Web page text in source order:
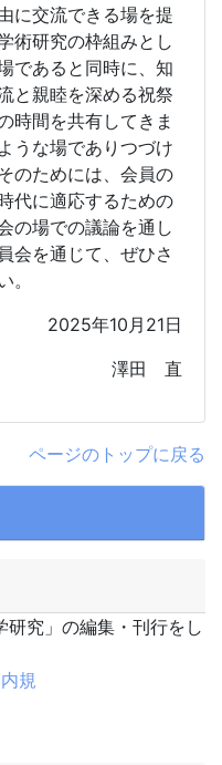
に交流できる場を提
術研究の枠組みとし
であると同時に、知
と親睦を深める祝祭
時間を共有してきま
うな場でありつづけ
のためには、会員の
代に適応するための
の場での議論を通し
会を通じて、ぜひさ
。
2025年10月21日
澤田 直
ページのトップに戻る
究」の編集・刊行をし
規